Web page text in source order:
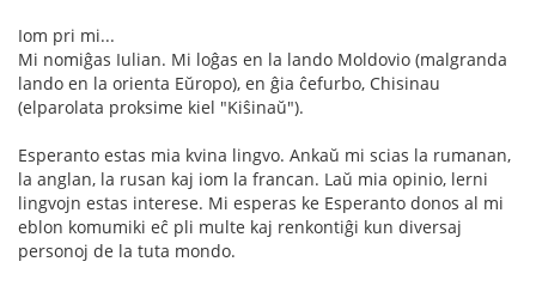
Iom pri mi...
Mi nomiĝas Iulian. Mi loĝas en la lando Moldovio (malgranda
lando en la orienta Eŭropo), en ĝia ĉefurbo, Chisinau
(elparolata proksime kiel "Kiŝinaŭ").
Esperanto estas mia kvina lingvo. Ankaŭ mi scias la rumanan,
la anglan, la rusan kaj iom la francan. Laŭ mia opinio, lerni
lingvojn estas interese. Mi esperas ke Esperanto donos al mi
eblon komumiki eĉ pli multe kaj renkontiĝi kun diversaj
personoj de la tuta mondo.